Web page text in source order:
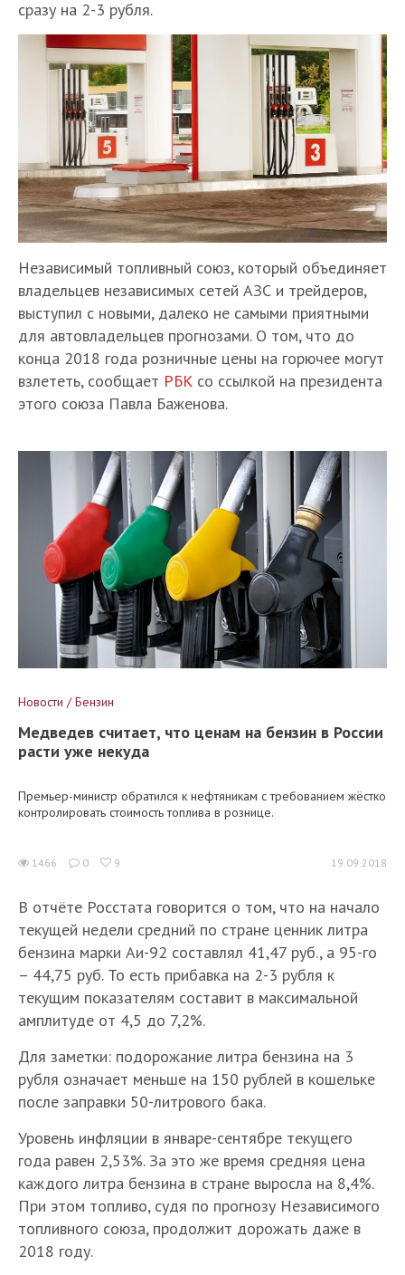
сразу на 2-3 рубля.
Независимый топливный союз, который объединяет
владельцев независимых сетей АЗС и трейдеров,
выступил с новыми, далеко не самыми приятными
для автовладельцев прогнозами. О том, что до
конца 2018 года розничные цены на горючее могут
взлететь, сообщает РБК со ссылкой на президента
этого союза Павла Баженова.
Новости / Бензин
Медведев считает, что ценам на бензин в России
расти уже некуда
Премьер-министр обратился к нефтяникам с требованием жёстко
контролировать стоимость топлива в рознице.
1466 0 9 19.09.2018
В отчёте Росстата говорится о том, что на начало
текущей недели средний по стране ценник литра
бензина марки Аи-92 составлял 41,47 руб., а 95-го
– 44,75 руб. То есть прибавка на 2-3 рубля к
текущим показателям составит в максимальной
амплитуде от 4,5 до 7,2%.
Для заметки: подорожание литра бензина на 3
рубля означает меньше на 150 рублей в кошельке
после заправки 50-литрового бака.
Уровень инфляции в январе-сентябре текущего
года равен 2,53%. За это же время средняя цена
каждого литра бензина в стране выросла на 8,4%.
При этом топливо, судя по прогнозу Независимого
топливного союза, продолжит дорожать даже в
2018 году.